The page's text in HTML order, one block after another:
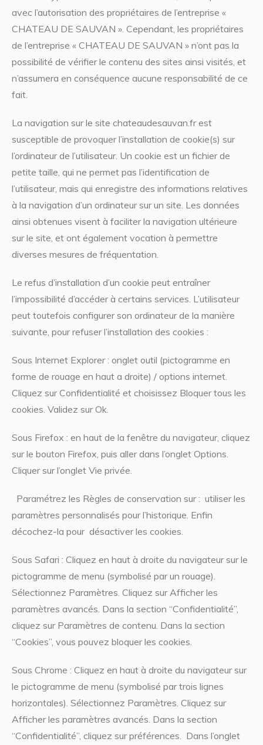
avec l’autorisation des propriétaires de l’entreprise «
CHATEAU DE SAUVAN ». Cependant, les propriétaires
de l’entreprise « CHATEAU DE SAUVAN » n’ont pas la
possibilité de vérifier le contenu des sites ainsi visités, et
n’assumera en conséquence aucune responsabilité de ce
fait.
La navigation sur le site chateaudesauvan.fr est
susceptible de provoquer l’installation de cookie(s) sur
l’ordinateur de l’utilisateur. Un cookie est un fichier de
petite taille, qui ne permet pas l’identification de
l’utilisateur, mais qui enregistre des informations relatives
à la navigation d’un ordinateur sur un site. Les données
ainsi obtenues visent à faciliter la navigation ultérieure
sur le site, et ont également vocation à permettre
diverses mesures de fréquentation.
Le refus d’installation d’un cookie peut entraîner
l’impossibilité d’accéder à certains services. L’utilisateur
peut toutefois configurer son ordinateur de la manière
suivante, pour refuser l’installation des cookies :
Sous Internet Explorer : onglet outil (pictogramme en
forme de rouage en haut a droite) / options internet.
Cliquez sur Confidentialité et choisissez Bloquer tous les
cookies. Validez sur Ok.
Sous Firefox : en haut de la fenêtre du navigateur, cliquez
sur le bouton Firefox, puis aller dans l’onglet Options.
Cliquer sur l’onglet Vie privée.
Paramétrez les Règles de conservation sur : utiliser les
paramètres personnalisés pour l’historique. Enfin
décochez-la pour désactiver les cookies.
Sous Safari : Cliquez en haut à droite du navigateur sur le
pictogramme de menu (symbolisé par un rouage).
Sélectionnez Paramètres. Cliquez sur Afficher les
paramètres avancés. Dans la section “Confidentialité”,
cliquez sur Paramètres de contenu. Dans la section
“Cookies”, vous pouvez bloquer les cookies.
Sous Chrome : Cliquez en haut à droite du navigateur sur
le pictogramme de menu (symbolisé par trois lignes
horizontales). Sélectionnez Paramètres. Cliquez sur
Afficher les paramètres avancés. Dans la section
“Confidentialité”, cliquez sur préférences. Dans l’onglet